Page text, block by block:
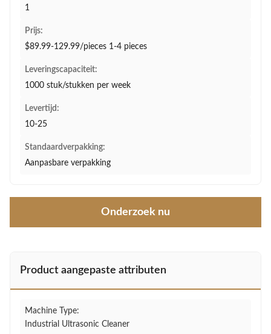
1
Prijs:
$89.99-129.99/pieces 1-4 pieces
Leveringscapaciteit:
1000 stuk/stukken per week
Levertijd:
10-25
Standaardverpakking:
Aanpasbare verpakking
Onderzoek nu
Product aangepaste attributen
Machine Type:
Industrial Ultrasonic Cleaner